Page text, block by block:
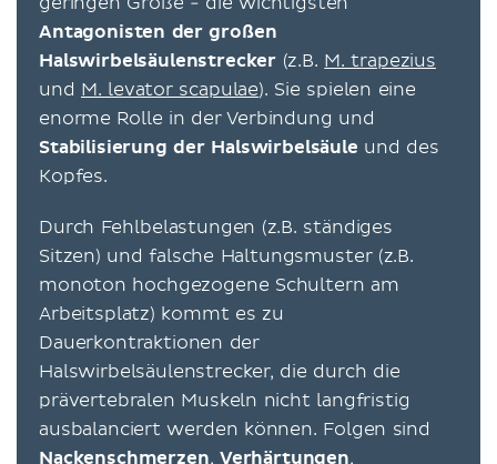
Antagonisten der großen
Halswirbelsäulenstrecker (z.B. M. trapezius
und M. levator scapulae). Sie spielen eine
enorme Rolle in der Verbindung und
Stabilisierung der Halswirbelsäule und des
Kopfes.
Durch Fehlbelastungen (z.B. ständiges
Sitzen) und falsche Haltungsmuster (z.B.
monoton hochgezogene Schultern am
Arbeitsplatz) kommt es zu
Dauerkontraktionen der
Halswirbelsäulenstrecker, die durch die
prävertebralen Muskeln nicht langfristig
ausbalanciert werden können. Folgen sind
Nackenschmerzen, Verhärtungen,